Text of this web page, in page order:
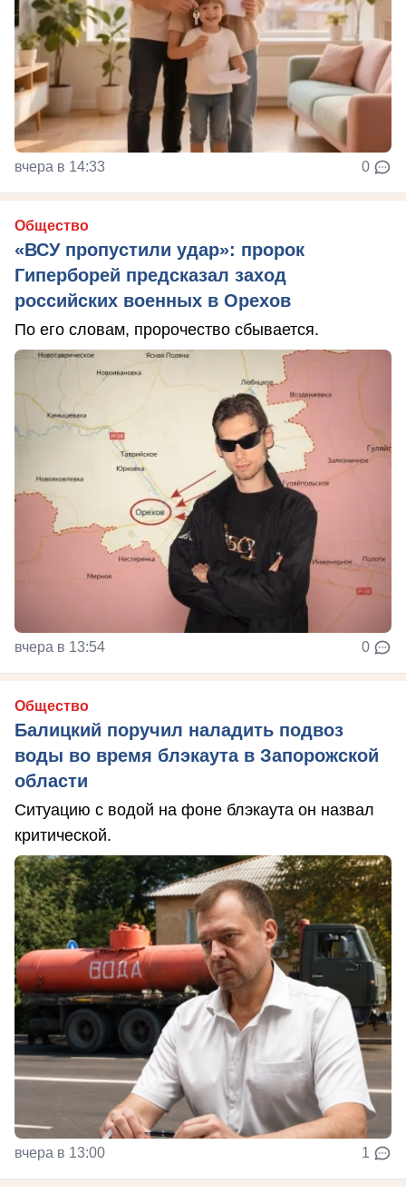
вчера в 14:33 0
Общество
«ВСУ пропустили удар»: пророк
Гиперборей предсказал заход
российских военных в Орехов
По его словам, пророчество сбывается.
вчера в 13:54 0
Общество
Балицкий поручил наладить подвоз
воды во время блэкаута в Запорожской
области
Ситуацию с водой на фоне блэкаута он назвал
критической.
вчера в 13:00 1